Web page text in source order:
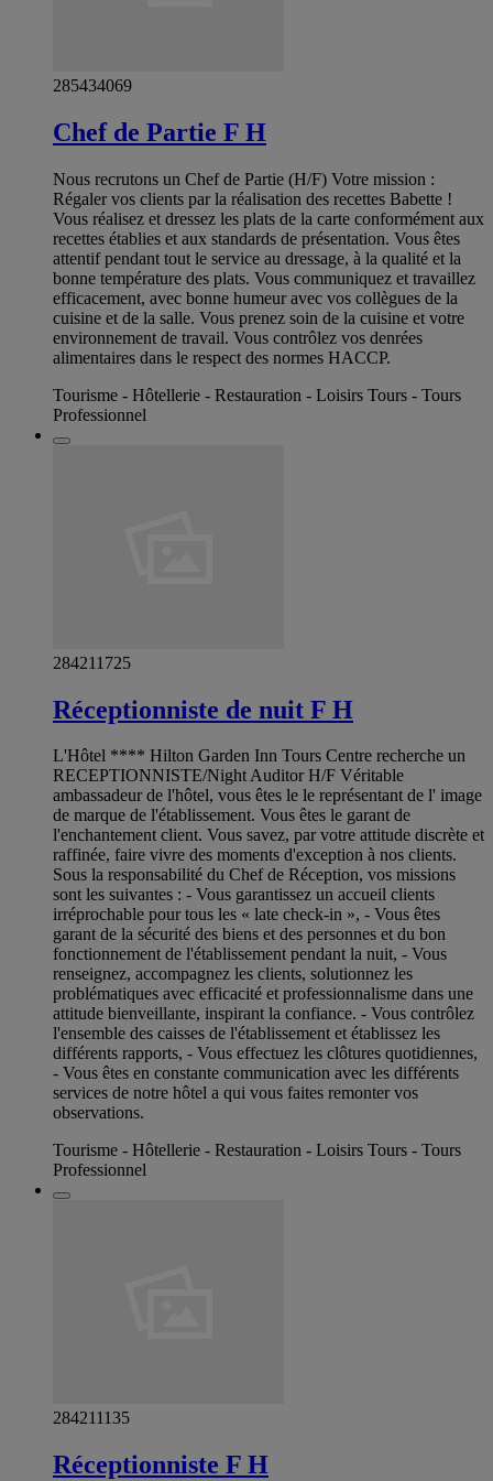
285434069
Chef de Partie F H
Nous recrutons un Chef de Partie (H/F) Votre mission :
Régaler vos clients par la réalisation des recettes Babette !
Vous réalisez et dressez les plats de la carte conformément aux
recettes établies et aux standards de présentation. Vous êtes
attentif pendant tout le service au dressage, à la qualité et la
bonne température des plats. Vous communiquez et travaillez
efficacement, avec bonne humeur avec vos collègues de la
cuisine et de la salle. Vous prenez soin de la cuisine et votre
environnement de travail. Vous contrôlez vos denrées
alimentaires dans le respect des normes HACCP.
Tourisme - Hôtellerie - Restauration - Loisirs Tours - Tours
Professionnel
284211725
Réceptionniste de nuit F H
L'Hôtel **** Hilton Garden Inn Tours Centre recherche un
RECEPTIONNISTE/Night Auditor H/F Véritable
ambassadeur de l'hôtel, vous êtes le le représentant de l' image
de marque de l'établissement. Vous êtes le garant de
l'enchantement client. Vous savez, par votre attitude discrète et
raffinée, faire vivre des moments d'exception à nos clients.
Sous la responsabilité du Chef de Réception, vos missions
sont les suivantes : - Vous garantissez un accueil clients
irréprochable pour tous les « late check-in », - Vous êtes
garant de la sécurité des biens et des personnes et du bon
fonctionnement de l'établissement pendant la nuit, - Vous
renseignez, accompagnez les clients, solutionnez les
problématiques avec efficacité et professionnalisme dans une
attitude bienveillante, inspirant la confiance. - Vous contrôlez
l'ensemble des caisses de l'établissement et établissez les
différents rapports, - Vous effectuez les clôtures quotidiennes,
- Vous êtes en constante communication avec les différents
services de notre hôtel a qui vous faites remonter vos
observations.
Tourisme - Hôtellerie - Restauration - Loisirs Tours - Tours
Professionnel
284211135
Réceptionniste F H